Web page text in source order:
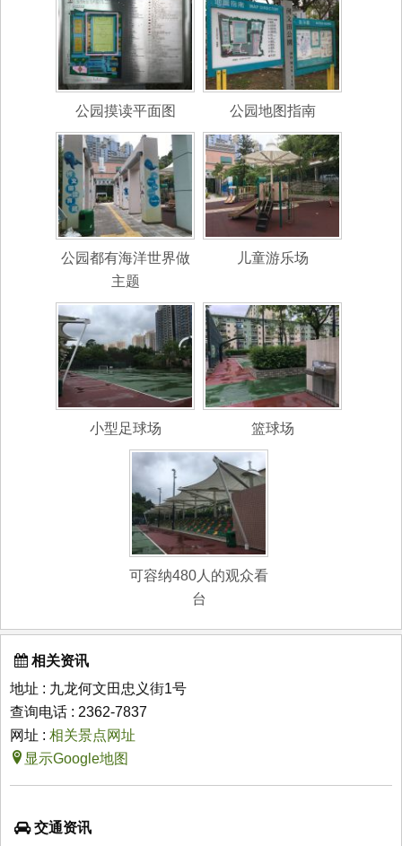
公园摸读平面图 公园地图指南
公园都有海洋世界做
主题
儿童游乐场
小型足球场 篮球场
可容纳480人的观众看
台
相关资讯
地址 : 九龙何文田忠义街1号
查询电话 : 2362-7837
网址 : 相关景点网址
显示Google地图
交通资讯